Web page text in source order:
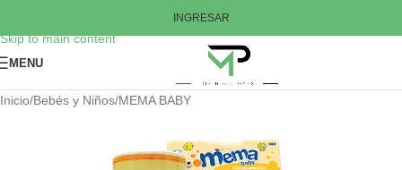
Skip to main content
INGRESAR
MENU
Inicio/Bebés y Niños/MEMA BABY